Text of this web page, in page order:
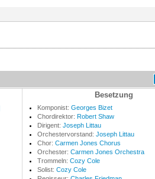
Besetzung
Komponist: Georges Bizet
Chordirektor: Robert Shaw
Dirigent: Joseph Littau
Orchestervorstand: Joseph Littau
Chor: Carmen Jones Chorus
Orchester: Carmen Jones Orchestra
Trommeln: Cozy Cole
Solist: Cozy Cole